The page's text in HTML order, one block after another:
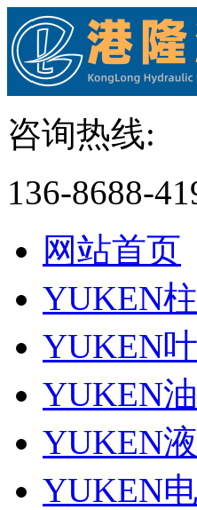
咨询热线:
136-8688-
网站首页
YUKEN
YUKEN
YUKEN
YUKEN
YUKEN